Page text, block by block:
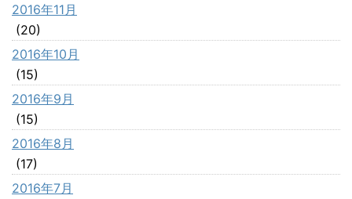
2016年11月
(20)
2016年10月
(15)
2016年9月
(15)
2016年8月
(17)
2016年7月